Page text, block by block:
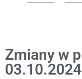
Zmiany w